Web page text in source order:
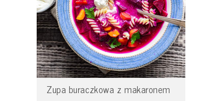
Zupa buraczkowa z makaronem